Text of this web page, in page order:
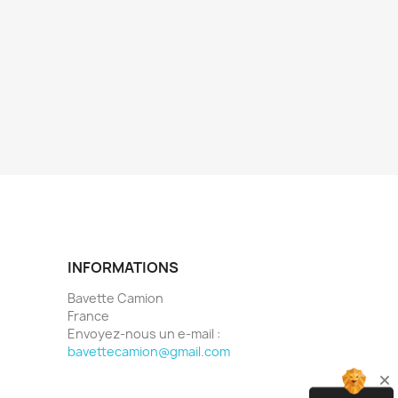
INFORMATIONS
Bavette Camion
France
Envoyez-nous un e-mail :
bavettecamion@gmail.com